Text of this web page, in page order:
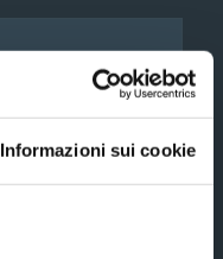
Informazioni sui cookie